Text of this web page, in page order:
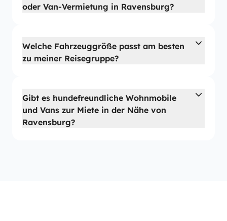
oder Van-Vermietung in Ravensburg?
Welche Fahrzeuggröße passt am besten
zu meiner Reisegruppe?
Gibt es hundefreundliche Wohnmobile
und Vans zur Miete in der Nähe von
Ravensburg?